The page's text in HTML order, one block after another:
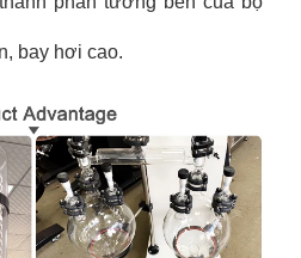
bay hơi cao.